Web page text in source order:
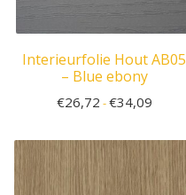
Interieurfolie Hout AB05
– Blue ebony
€26,72 -€34,09